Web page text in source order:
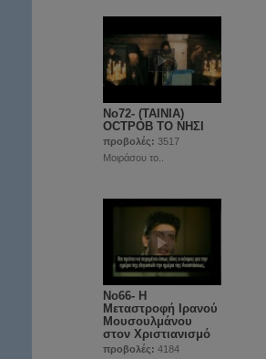
Νο72- (ΤΑΙΝΙΑ)
OCTPOB ΤΟ ΝΗΣΙ
προβολές: 3517
Μοιράσου το..
Νο66- Η
Μεταστροφή Ιρανού
Μουσουλμάνου
στον Χριστιανισμό
προβολές: 4184